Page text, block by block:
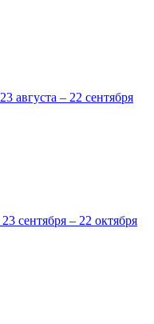
23 августа – 22 сентября
23 сентября – 22 октября